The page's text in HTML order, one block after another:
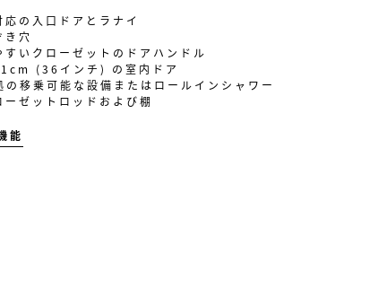
応の入口ドアとラナイ
き穴
すいクローゼットのドアハンドル
(36インチ) の室内ドア
の移乗可能な設備またはロールインシャワー
ーゼットロッドおよび棚
能